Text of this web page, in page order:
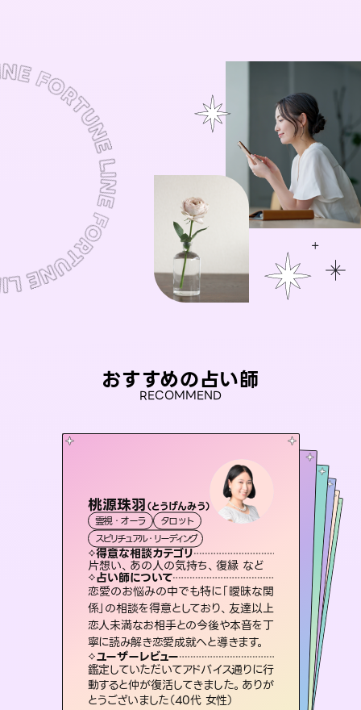
おすすめの占い師
RECOMMEND
桃源珠羽（とうげんみう）
霊視・オーラ
タロット
スピリチュアル・リーディング
得意な相談カテゴリ
片想い、あの人の気持ち、復縁 など
占い師について
恋愛のお悩みの中でも特に「曖昧な関
係」の相談を得意としており、友達以上
恋人未満なお相手との今後や本音を丁
寧に読み解き恋愛成就へと導きます。
ユーザーレビュー
鑑定していただいてアドバイス通りに行
動すると仲が復活してきました。ありが
とうございました（40代 女性）
アイリス -iris-
西洋占星術 タロット
ルーン
得意な相談カテゴリ
恋愛総合、片想い、二人の未来 など
占い師について
復縁、恋愛、不倫の行方、同性愛や片
思い、仕事関係や借金問題まで知りた
いことや心の負担になっていることを
紐解き、背中をそっと押して導きます。
ユーザーレビュー
安心感のあり、言い切ってくれる所や濁
さない鑑定のおかげで、毎回自分の気
持ちを整えられます（30代 男性）
彗望（すいぼう
霊視・オーラ
スピリチュアル・リーディング
得意な相談カテゴリ
片想い、あの人の気持ち、復縁 など
占い師について
3,700年以上の歴史を持つ東洋最古の
占術「易占」で詳細まで占い、幸せへ向
かう道筋を示します。厳しい結果にも具
体的な対策をお伝えします。
ユーザーレビュー
複雑な背景もしっかり聞いて鑑定して
いただけました。気持ちが楽になりまし
た（50代 女性）
未来視師＊花
霊視・オーラ
スピリチュアル・リーディング
得意な相談カテゴリ
出逢い、片想い、復縁 など
占い師について
未来には何パターンもの選択肢があります。不安で視えにくくなっているあなたの素敵な未来を見つけ、その未来を選択できるようアドバイスします。
ユーザーレビュー
職場の人の性質や人間関係、本心など
本当によく視えていてびっくり。対策が
打てて前向きになれます（40代）
おう 霊感オラクル
霊視・オーラ
オラクルカード
得意な相談カテゴリ
恋愛総合、あの人の気持ち など
占い師について
霊視×オラクルカードを使って「今」と
「未来」そして「気になるあの人の気持
ち」まで丁寧に読み解き、恋や人生のヒ
ントを優しく引き出します。
ユーザーレビュー
不安な気持ちが嘘みたいに晴れまし
た…！よく視えていらっしゃるんだなと
感じました（40代 女性）
セラピスト理恵
霊視・オーラ タロット
スピリチュアル・リーディング
得意な相談カテゴリ
片想い、二人の未来、年の差 など
占い師について
連絡再開、復縁、成就などの報告実績
多数。セラピストとして2万超の施術経
験があるからこそできる鑑定で、より良
い未来をサポートします。
ユーザーレビュー
とても心温まる鑑定でした。しかもこち
らは何も言っていないのに視えていらっ
しゃるんだなと驚きです（30代女性）